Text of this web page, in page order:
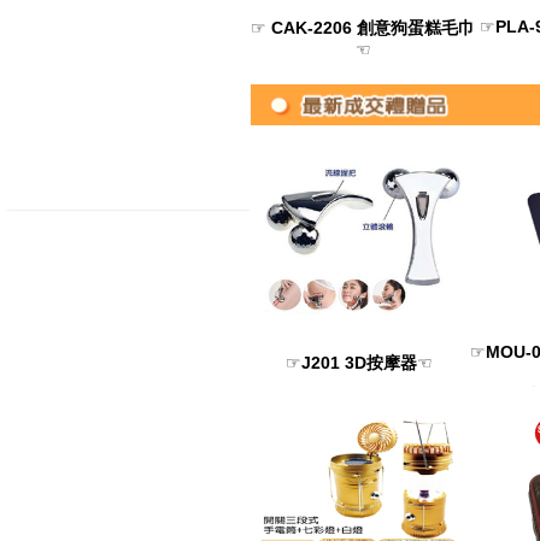
☞ CAK-2206 創意狗蛋糕毛巾
☜
☞PLA-
☞J201 3D按摩器☜
☞MOU-